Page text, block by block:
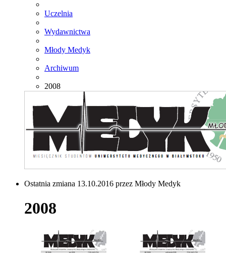
Uczelnia
Wydawnictwa
Młody Medyk
Archiwum
2008
Ostatnia zmiana 13.10.2016 przez Młody Medyk
2008